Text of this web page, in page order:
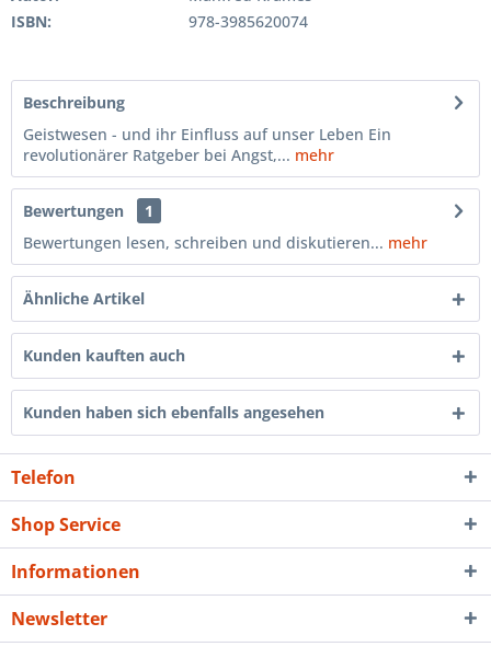
ISBN:
978-3985620074
Beschreibung
Geistwesen - und ihr Einfluss auf unser Leben Ein
revolutionärer Ratgeber bei Angst,... mehr
Bewertungen
1
Bewertungen lesen, schreiben und diskutieren... mehr
Ähnliche Artikel
Kunden kauften auch
Kunden haben sich ebenfalls angesehen
Telefon
Shop Service
Informationen
Newsletter